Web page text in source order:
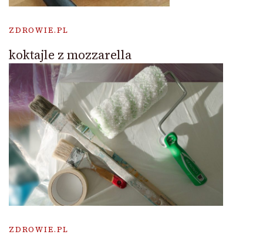
ZDROWIE.PL
koktajle z mozzarella
ZDROWIE.PL